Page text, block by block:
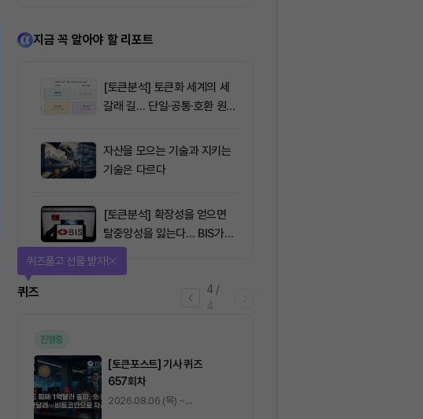
지금 꼭 알아야 할 리포트
[토큰분석] 토큰화 세계의 세
갈래 길… 단일·공통·호환 원장
명
자산을 모으는 기술과 지키는
기술은 다르다
[토큰분석] 확장성을 얻으면
탈중앙성을 잃는다… BIS가
짚은 블록체인 ‘분열의 경제
4 /
4
퀴즈
퀴즈풀고 선물 받자!
진행중
[토큰포스트] 기사 퀴즈
657회차
2026.08.06 (목) ~